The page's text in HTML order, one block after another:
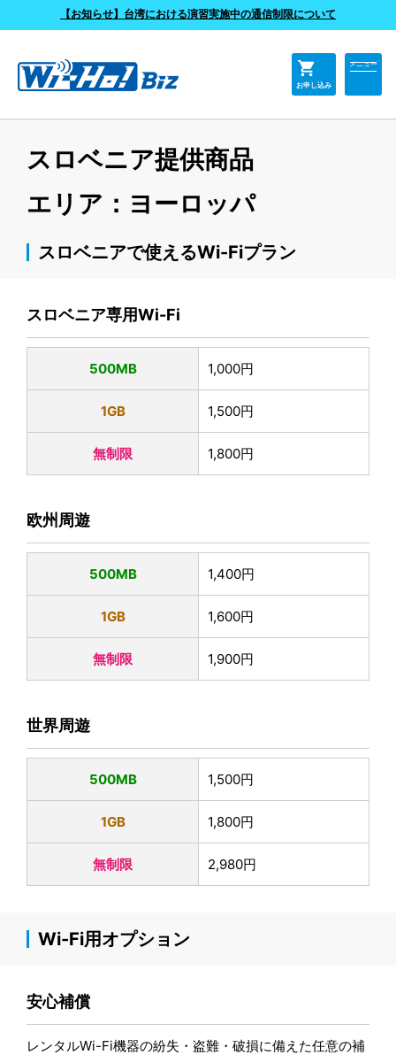
【お知らせ】台湾における演習実施中の通信制限について
shopping_cart
お申し込み
メニュー
よくあるご質問
スロベニア提供商品
エリア：ヨーロッパ
スロベニアで使えるWi-Fiプラン
スロベニア専用Wi-Fi
500MB 1,000円
1GB 1,500円
無制限 1,800円
欧州周遊
500MB 1,400円
1GB 1,600円
無制限 1,900円
世界周遊
500MB 1,500円
1GB 1,800円
無制限 2,980円
Wi-Fi用オプション
安心補償
レンタルWi-Fi機器の紛失・盗難・破損に備えた任意の補